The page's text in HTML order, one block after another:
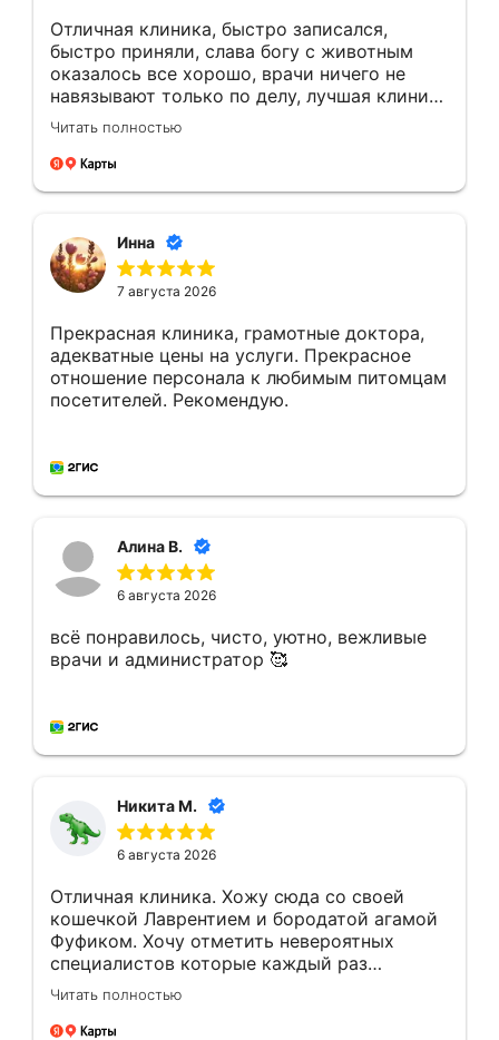
Отличная клиника, быстро записался,
быстро приняли, слава богу с животным
оказалось все хорошо, врачи ничего не
навязывают только по делу, лучшая клиника
в районе!
Читать полностью
Инна
7 августа 2026
Прекрасная клиника, грамотные доктора,
адекватные цены на услуги. Прекрасное
отношение персонала к любимым питомцам
посетителей. Рекомендую.
Алина В.
6 августа 2026
всё понравилось, чисто, уютно, вежливые
врачи и администратор 🥰
Никита М.
6 августа 2026
Отличная клиника. Хожу сюда со своей
кошечкой Лаврентием и бородатой агамой
Фуфиком. Хочу отметить невероятных
специалистов которые каждый раз
помогают моим животным, отзывчивость
персонала (очень благодарен
администратору Юлие), высококлассному
Читать полностью